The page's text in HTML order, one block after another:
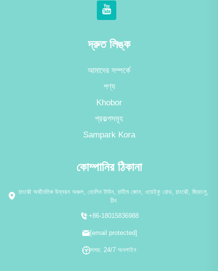
দ্রুত লিঙ্ক
আমাদের সম্পর্কে
পণ্য
Khobor
প্রকল্পসমূহ
Sampark Kora
কোম্পানির ঠিকানা
চাংঝৌ অর্থনৈতিক উন্নয়ন অঞ্চল, হেংলিন টাউন, চার্টমে জোন, ওয়েইফু রোড, চাংঝৌ, জিয়াংসু,
চীন
+86-18015836988
[email protected]
সময়: 24/7 অনলাইন